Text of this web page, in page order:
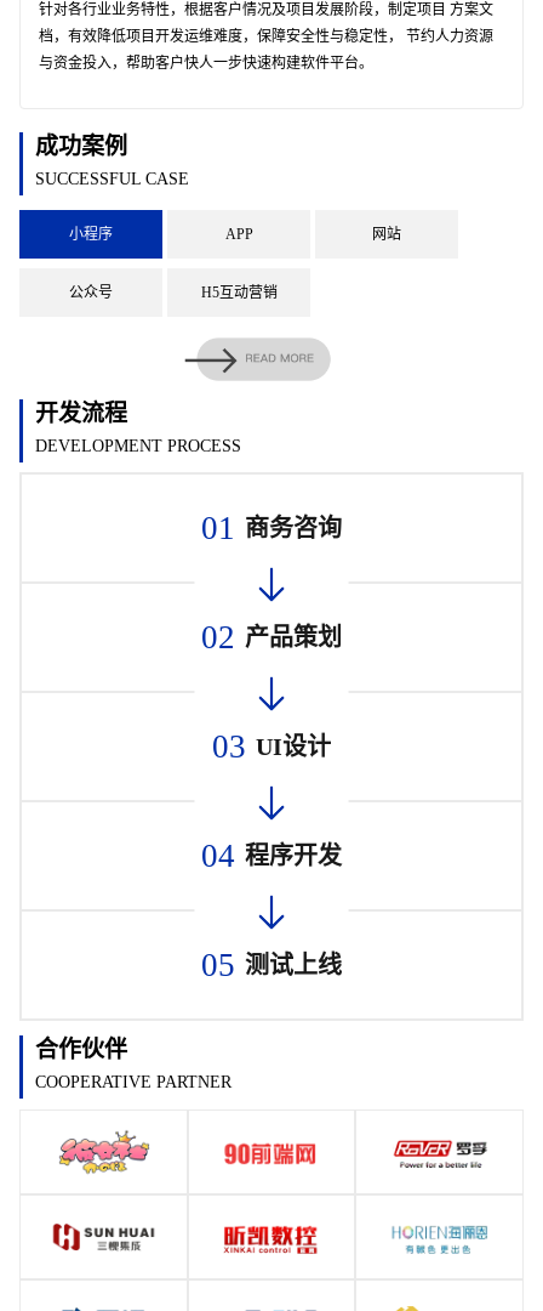
针对各行业业务特性，根据客户情况及项目发展阶段，制定项目 方案文
档，有效降低项目开发运维难度，保障安全性与稳定性， 节约人力资源
与资金投入，帮助客户快人一步快速构建软件平台。
成功案例
SUCCESSFUL CASE
小程序 APP 网站
公众号 H5互动营销
开发流程
DEVELOPMENT PROCESS
01 商务咨询
02 产品策划
03 UI设计
04 程序开发
05 测试上线
合作伙伴
COOPERATIVE PARTNER